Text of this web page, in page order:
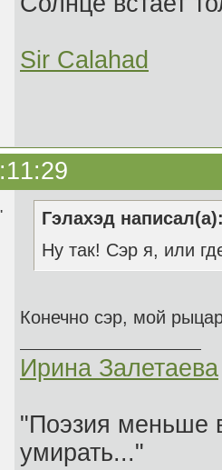
Sir Calahad
Гэлахэд
Ну так! Сэр я, или
Конечно сэр, мой
Ирина Залетаева
"Поэзия меньше
умирать..."